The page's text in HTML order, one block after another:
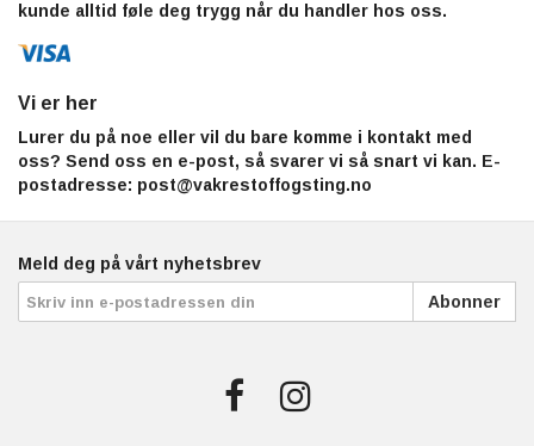
kunde alltid føle deg trygg når du handler hos oss.
Vi er her
Lurer du på noe eller vil du bare komme i kontakt med
oss? Send oss en e-post, så svarer vi så snart vi kan. E-
postadresse: post@vakrestoffogsting.no
Meld deg på vårt nyhetsbrev
Abonner